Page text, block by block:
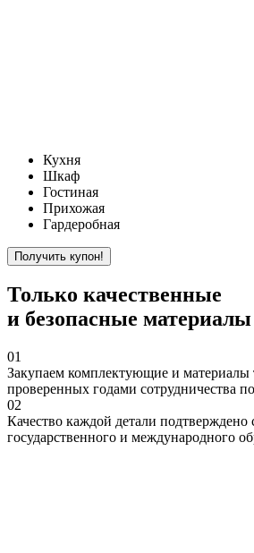
Кухня
Шкаф
Гостиная
Прихожая
Гардеробная
Только качественные
и безопасные материалы
01
Закупаем комплектующие и материалы
проверенных годами сотрудничества
02
Качество каждой детали подтверждено
государственного и международного